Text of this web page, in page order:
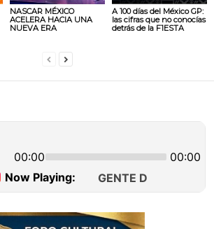
NASCAR MÉXICO
ACELERA HACIA UNA
NUEVA ERA
A 100 días del México GP:
las cifras que no conocías
detrás de la F1ESTA